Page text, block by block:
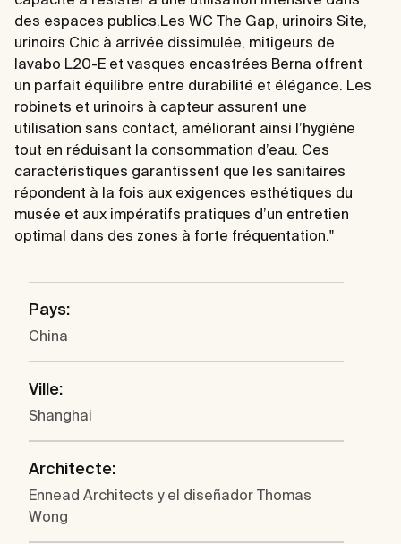
des espaces publics.Les WC The Gap, urinoirs Site,
urinoirs Chic à arrivée dissimulée, mitigeurs de
lavabo L20-E et vasques encastrées Berna offrent
un parfait équilibre entre durabilité et élégance. Les
robinets et urinoirs à capteur assurent une
utilisation sans contact, améliorant ainsi l’hygiène
tout en réduisant la consommation d’eau. Ces
caractéristiques garantissent que les sanitaires
répondent à la fois aux exigences esthétiques du
musée et aux impératifs pratiques d’un entretien
optimal dans des zones à forte fréquentation."
Pays:
China
Ville:
Shanghai
Architecte:
Ennead Architects y el diseñador Thomas
Wong